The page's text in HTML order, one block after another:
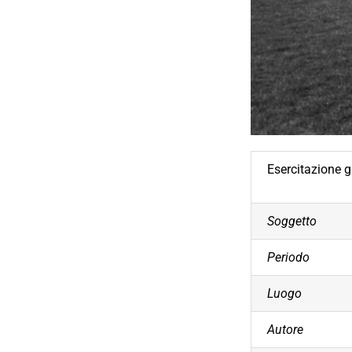
Esercitazione
Soggetto
Periodo
Luogo
Autore